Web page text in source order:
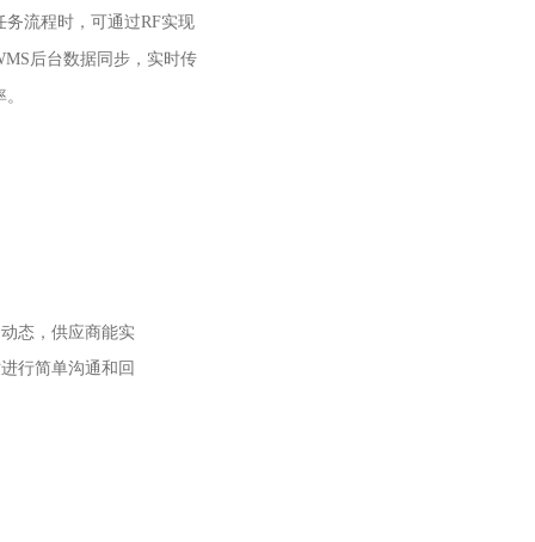
务流程时，可通过RF实现
后台数据同步，实时传
态，供应商能实
行简单沟通和回